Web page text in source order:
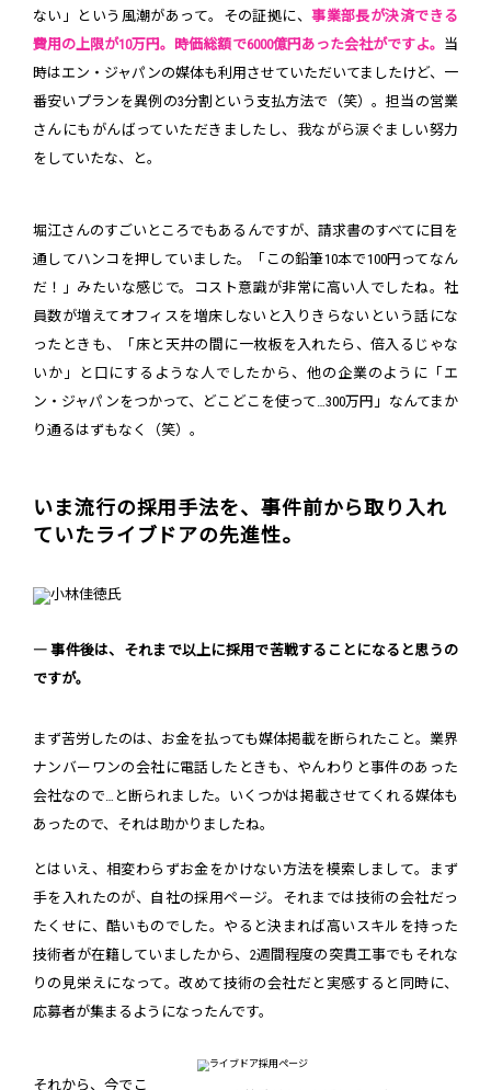
ない」という風潮があって。その証拠に、事業部長が決済できる
費用の上限が10万円。時価総額で6000億円あった会社がですよ。 当
時はエン・ジャパンの媒体も利用させていただいてましたけど、一
番安いプランを異例の3分割という支払方法で（笑）。担当の営業
さんにもがんばっていただきましたし、我ながら涙ぐましい努力
をしていたな、と。
堀江さんのすごいところでもあるんですが、請求書のすべてに目を
通してハンコを押していました。「この鉛筆10本で100円ってなん
だ！」みたいな感じで。コスト意識が非常に高い人でしたね。社
員数が増えてオフィスを増床しないと入りきらないという話にな
ったときも、「床と天井の間に一枚板を入れたら、倍入るじゃな
いか」と口にするような人でしたから、他の企業のように「エ
ン・ジャパンをつかって、どこどこを使って…300万円」なんてまか
り通るはずもなく（笑）。
いま流行の採用手法を、事件前から取り入れ
ていたライブドアの先進性。
― 事件後は、それまで以上に採用で苦戦することになると思うの
ですが。
まず苦労したのは、お金を払っても媒体掲載を断られたこと。業界
ナンバーワンの会社に電話したときも、やんわりと事件のあった
会社なので…と断られました。いくつかは掲載させてくれる媒体も
あったので、それは助かりましたね。
とはいえ、相変わらずお金をかけない方法を模索しまして。まず
手を入れたのが、自社の採用ページ。それまでは技術の会社だっ
たくせに、酷いものでした。やると決まれば高いスキルを持った
技術者が在籍していましたから、2週間程度の突貫工事でもそれな
りの見栄えになって。改めて技術の会社だと実感すると同時に、
応募者が集まるようになったんです。
それから、今でこ